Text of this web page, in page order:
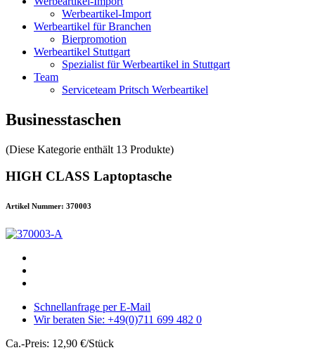
Werbeartikel-Import
Werbeartikel für Branchen
Bierpromotion
Werbeartikel Stuttgart
Spezialist für Werbeartikel in Stuttgart
Team
Serviceteam Pritsch Werbeartikel
Businesstaschen
(Diese Kategorie enthält 13 Produkte)
HIGH CLASS Laptoptasche
Artikel Nummer: 370003
Schnellanfrage per E-Mail
Wir beraten Sie: +49(0)711 699 482 0
Ca.-Preis: 12,90 €/Stück